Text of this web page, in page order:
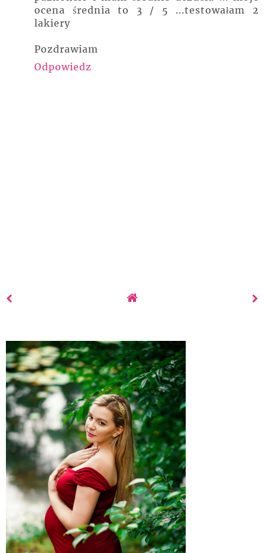
ocena średnia to 3 / 5 ...testowałam 2
lakiery
Pozdrawiam
Odpowiedz